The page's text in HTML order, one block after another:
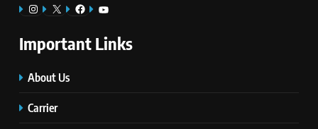
Instagram
X Facebook
YouTube
Important Links
About Us
Carrier